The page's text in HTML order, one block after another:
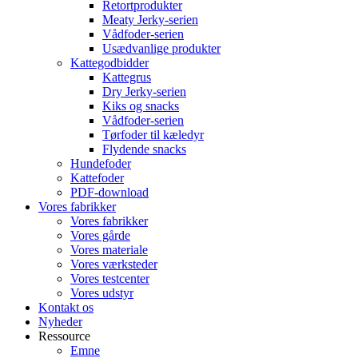
Retortprodukter
Meaty Jerky-serien
Vådfoder-serien
Usædvanlige produkter
Kattegodbidder
Kattegrus
Dry Jerky-serien
Kiks og snacks
Vådfoder-serien
Tørfoder til kæledyr
Flydende snacks
Hundefoder
Kattefoder
PDF-download
Vores fabrikker
Vores fabrikker
Vores gårde
Vores materiale
Vores værksteder
Vores testcenter
Vores udstyr
Kontakt os
Nyheder
Ressource
Emne